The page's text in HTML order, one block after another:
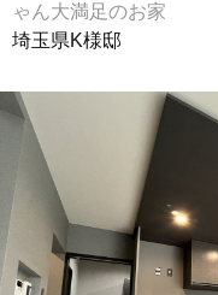
ゃん大満足のお家
埼玉県K様邸